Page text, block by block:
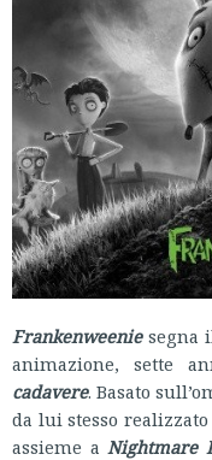
Frankenweeniesegna
animazione, sette
cadavere. Basato
da lui stesso
assieme a Nightmare